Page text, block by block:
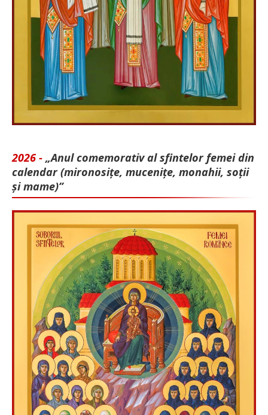
2026 - „Anul comemorativ al sfintelor femei din
calendar (mironosițe, mu­cenițe, monahii, soții
și mame)”